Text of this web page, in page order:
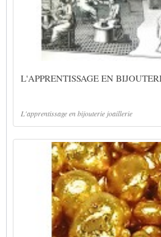
L'APPRENTISSAGE EN
L'apprentissage en bijouterie joaillerie